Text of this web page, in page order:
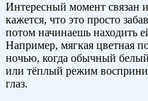
Интересный момент связан
кажется, что это просто
потом начинаешь находить
Например, мягкая цветная
ночью, когда обычный
или тёплый режим
глаз.